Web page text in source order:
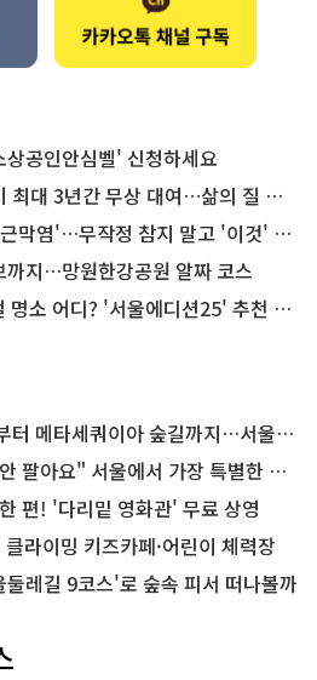
공인안심벨' 신청하세요
3년간 무상 대여…삶의 질 높인다
'…무작정 참지 말고 '이것' 해보세요!
까지…망원한강공원 알짜 코스
소 어디? '서울에디션25' 추천 코스
세쿼이아 숲길까지…서울둘레길 15코스
" 서울에서 가장 특별한 편의점의 정체
편! '다리밑 영화관' 무료 상영
라이밍 키즈카페·어린이 체력장
레길 9코스'로 숲속 피서 떠나볼까